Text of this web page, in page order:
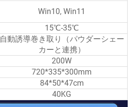
Win10, Win11
15℃-35℃
自動誘導巻き取り（パウダーシェー
カーと連携）
200W
720*335*300mm
84*50*47cm
40KG